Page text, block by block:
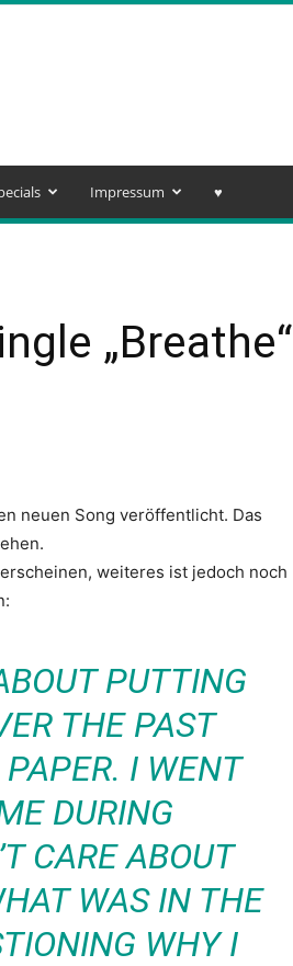
Impressum ♥️
„Breathe“
neuen Song veröffentlicht. Das
weiteres ist jedoch noch
PUTTING
THE PAST
I WENT
DURING
CARE ABOUT
WAS IN THE
WHY I